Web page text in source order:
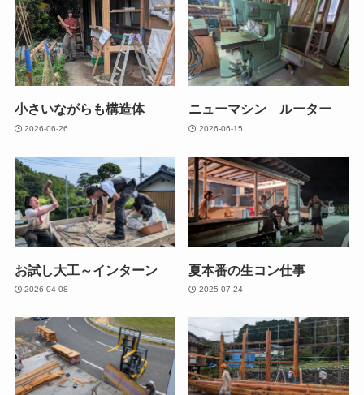
小さいながらも構造体
2026-06-26
ニューマシン ルーター
2026-06-15
お試し大工～インターン
2026-04-08
夏本番の生コン仕事
2025-07-24